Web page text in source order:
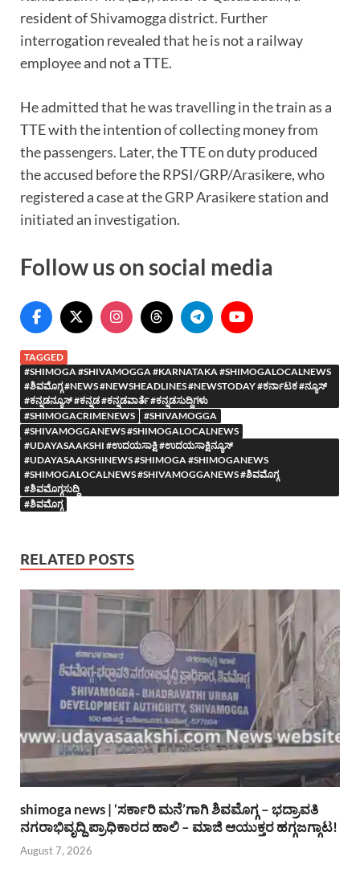
resident of Shivamogga district. Further
interrogation revealed that he is not a railway
employee and not a TTE.
He admitted that he was travelling in the train as a
TTE with the intention of collecting money from
the passengers. Later, the TTE on duty produced
the accused before the RPSI/GRP/Arasikere, who
registered a case at the GRP Arasikere station and
initiated an investigation.
Follow us on social media
TAGGED
#SHIMOGA #SHIVAMOGGA #KARNATAKA #SHIMOGALOCALNEWS
#ಶಿವಮೊಗ್ಗ #NEWS #NEWSHEADLINES #NEWSTODAY #ಕರ್ನಾಟಕ #ನ್ಯೂಸ್
#ಕನ್ನಡನ್ಯೂಸ್ #ಕನ್ನಡ #ಕನ್ನಡವಾರ್ತೆ #ಕನ್ನಡಸುದ್ದಿಗಳು
#SHIMOGACRIMENEWS
#SHIVAMOGGA
#SHIVAMOGGANEWS #SHIMOGALOCALNEWS
#UDAYASAAKSHI #ಉದಯಸಾಕ್ಷಿ #ಉದಯಸಾಕ್ಷಿನ್ಯೂಸ್
#UDAYASAAKSHINEWS #SHIMOGA #SHIMOGANEWS
#SHIMOGALOCALNEWS #SHIVAMOGGANEWS #ಶಿವಮೊಗ್ಗ
#ಶಿವಮೊಗ್ಗಸುದ್ದಿ
#ಶಿವಮೊಗ್ಗ
RELATED POSTS
shimoga news | ‘ಸರ್ಕಾರಿ ಮನೆ’ಗಾಗಿ ಶಿವಮೊಗ್ಗ – ಭದ್ರಾವತಿ
ನಗರಾಭಿವೃದ್ದಿ ಪ್ರಾಧಿಕಾರದ ಹಾಲಿ – ಮಾಜಿ ಆಯುಕ್ತರ ಹಗ್ಗಜಗ್ಗಾಟ!
August 7, 2026